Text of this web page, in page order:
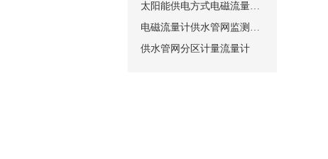
太阳能供电方式电磁流量计设备工作原理示意图
电磁流量计供水管网监测系统总体设置方案
供水管网分区计量流量计